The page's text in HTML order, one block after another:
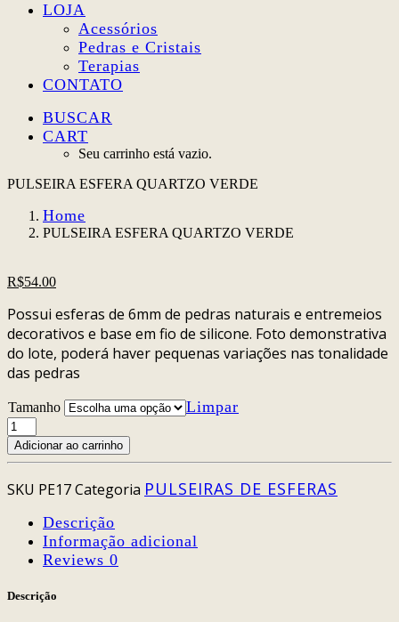
LOJA
Acessórios
Pedras e Cristais
Terapias
CONTATO
BUSCAR
CART
Seu carrinho está vazio.
PULSEIRA ESFERA QUARTZO VERDE
Home
PULSEIRA ESFERA QUARTZO VERDE
R$54.00
Possui esferas de 6mm de pedras naturais e entremeios
decorativos e base em fio de silicone. Foto demonstrativa
do lote, poderá haver pequenas variações nas tonalidade
das pedras
Tamanho Limpar
PULSEIRA
ESFERA
QUARTZO
quantidade
Adicionar ao carrinho
SKU PE17Categoria PULSEIRAS DE ESFERAS
Descrição
Informação adicional
Reviews 0
Descrição